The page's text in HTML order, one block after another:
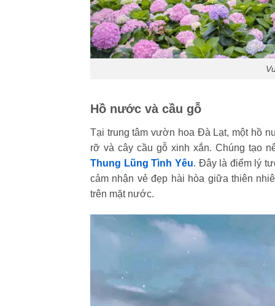
Hồ nước và cầu gỗ
Tại trung tâm vườn hoa Đà Lạt, một hồ
rỡ và cây cầu gỗ xinh xắn. Chúng tạo
Thung Lũng Tình Yêu. Đây là điểm lý
cảm nhận vẻ đẹp hài hòa giữa thiên
trên mặt nước.